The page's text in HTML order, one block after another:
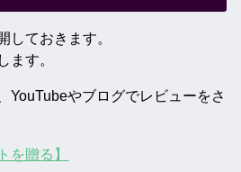
しておきます。
ます。
YouTubeやブログでレビューをさ
を贈る】